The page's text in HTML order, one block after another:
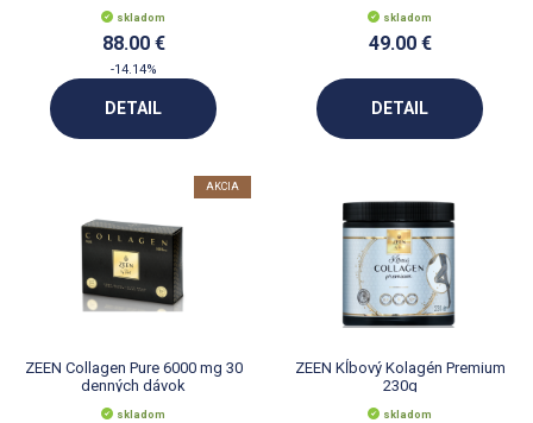
skladom
88.00 €
-14.14%
DETAIL
skladom
49.00 €
DETAIL
AKCIA
ZEEN Collagen Pure 6000 mg 30
denných dávok
skladom
ZEEN Kĺbový Kolagén Premium
230g
skladom